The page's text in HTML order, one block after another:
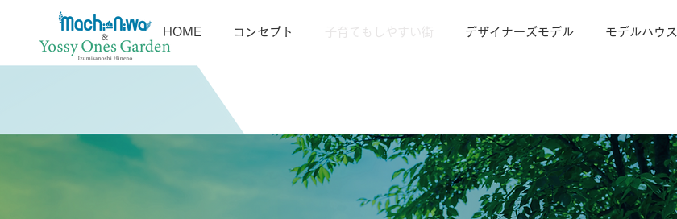
HOME コンセプト 子育てもしやすい街 デザイナーズモデル モデルハウス